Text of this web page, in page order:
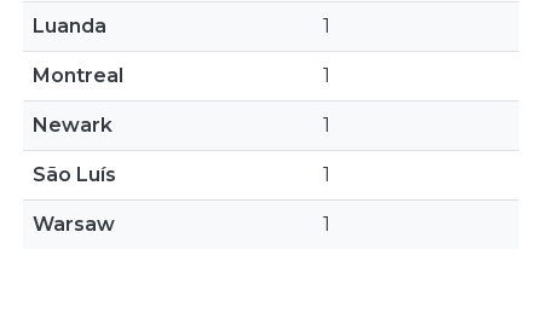
Luanda 1
Montreal 1
Newark 1
São Luís 1
Warsaw 1